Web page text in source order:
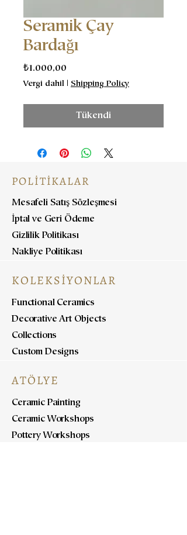
Seramik Çay
Bardağı
₺1.000,00
Vergi dahil | Shipping Policy
Tükendi
POLİTİKALAR
Mesafeli Satış Sözleşmesi
İptal ve Geri Ödeme
Gizlilik Politikası
Nakliye Politikası
KOLEKSİYONLAR
Functional Ceramics
Decorative Art Objects
Collections
Custom Designs
ATÖLYE
Ceramic Painting
Ceramic Workshops
Pottery Workshops